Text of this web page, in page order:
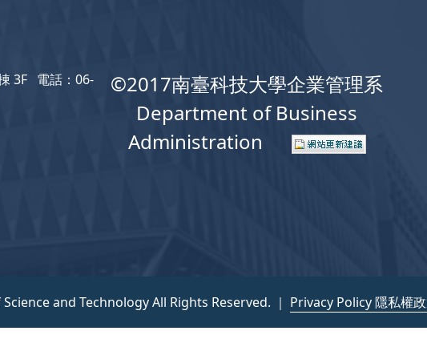
©2017南臺科技大學企業管理系
Department of Business
Administration
3F 電話：06-
and Technology All Rights Reserved. ｜ Privacy Policy 隱私權